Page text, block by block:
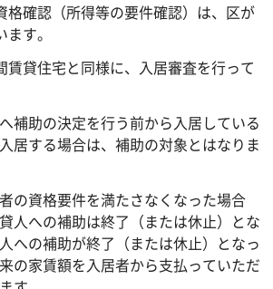
格確認（所得等の要件確認）は、区が
す。
賃貸住宅と同様に、入居審査を行って
補助の決定を行う前から入居している
居する場合は、補助の対象とはなりま
の資格要件を満たさなくなった場合
人への補助は終了（または休止）とな
への補助が終了（または休止）となっ
の家賃額を入居者から支払っていただ